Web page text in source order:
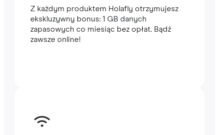
Z każdym produktem Holafly otrzymujesz
ekskluzywny bonus: 1 GB danych
zapasowych co miesiąc bez opłat. Bądź
zawsze online!